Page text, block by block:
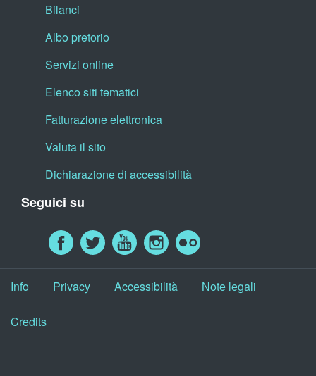
Bilanci
Albo pretorio
Servizi online
Elenco siti tematici
Fatturazione elettronica
Valuta il sito
Dichiarazione di accessibilità
Seguici su
Info Privacy Accessibilità Note legali
Credits